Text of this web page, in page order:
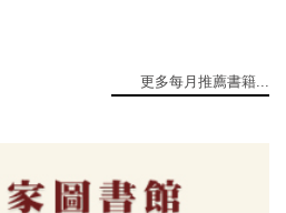
更多每月推薦書籍...